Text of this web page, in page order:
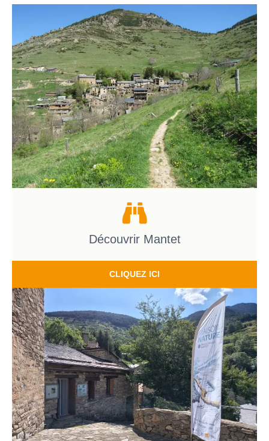
Découvrir Mantet
CLIQUEZ ICI